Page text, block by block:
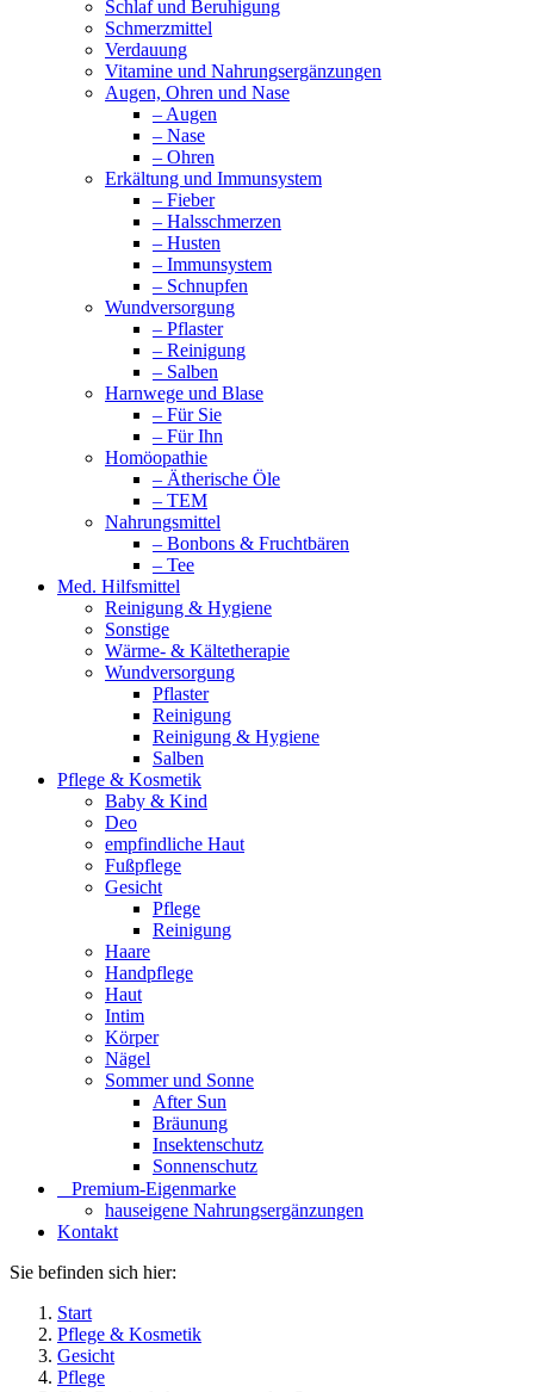
Schlaf und Beruhigung
Schmerzmittel
Verdauung
Vitamine und Nahrungsergänzungen
Augen, Ohren und Nase
– Augen
– Nase
– Ohren
Erkältung und Immunsystem
– Fieber
– Halsschmerzen
– Husten
– Immunsystem
– Schnupfen
Wundversorgung
– Pflaster
– Reinigung
– Salben
Harnwege und Blase
– Für Sie
– Für Ihn
Homöopathie
– Ätherische Öle
– TEM
Nahrungsmittel
– Bonbons & Fruchtbären
– Tee
Med. Hilfsmittel
Reinigung & Hygiene
Sonstige
Wärme- & Kältetherapie
Wundversorgung
Pflaster
Reinigung
Reinigung & Hygiene
Salben
Pflege & Kosmetik
Baby & Kind
Deo
empfindliche Haut
Fußpflege
Gesicht
Pflege
Reinigung
Haare
Handpflege
Haut
Intim
Körper
Nägel
Sommer und Sonne
After Sun
Bräunung
Insektenschutz
Sonnenschutz
⠀​Premium-Eigenmarke
hauseigene Nahrungsergänzungen
Kontakt
Sie befinden sich hier:
Start
Pflege & Kosmetik
Gesicht
Pflege